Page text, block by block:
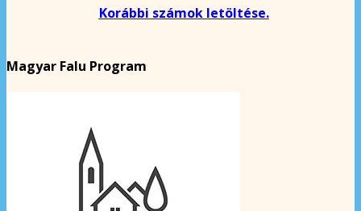
Korábbi számok letöltése.
Magyar Falu Program